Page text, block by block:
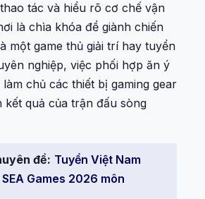
tác và hiểu rõ cơ chế vận
là chìa khóa để giành chiến
một game thủ giải trí hay tuyển
nghiệp, việc phối hợp ăn ý
chủ các thiết bị gaming gear
kết quả của trận đấu sòng
đề: Tuyển Việt Nam
Games 2026 môn